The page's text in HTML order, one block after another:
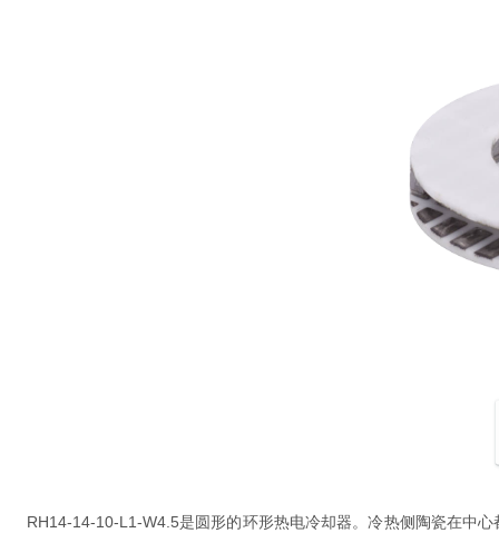
RH14-14-10-L1-W4.5是圆形的环形热电冷却器。冷热侧陶瓷在中